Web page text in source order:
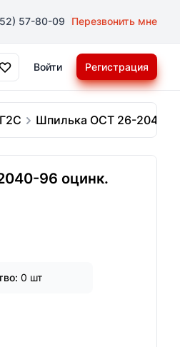
57-80-09 Перезвонить мне
Войти Регистрация
Шпилька ОСТ 26-2040-
96 оцинк.
0 шт